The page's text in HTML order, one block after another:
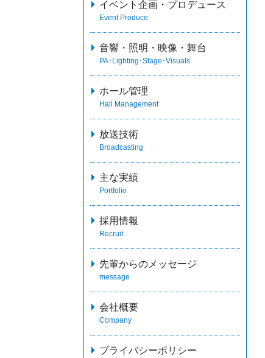
イベント企画・プロデュース
Event Produce
音響・照明・映像・舞台
PA･Lighting･Stage･Visuals
ホール管理
Hall Management
放送技術
Broadcasting
主な実績
Portfolio
採用情報
Recruit
先輩からのメッセージ
message
会社概要
Company
プライバシーポリシー